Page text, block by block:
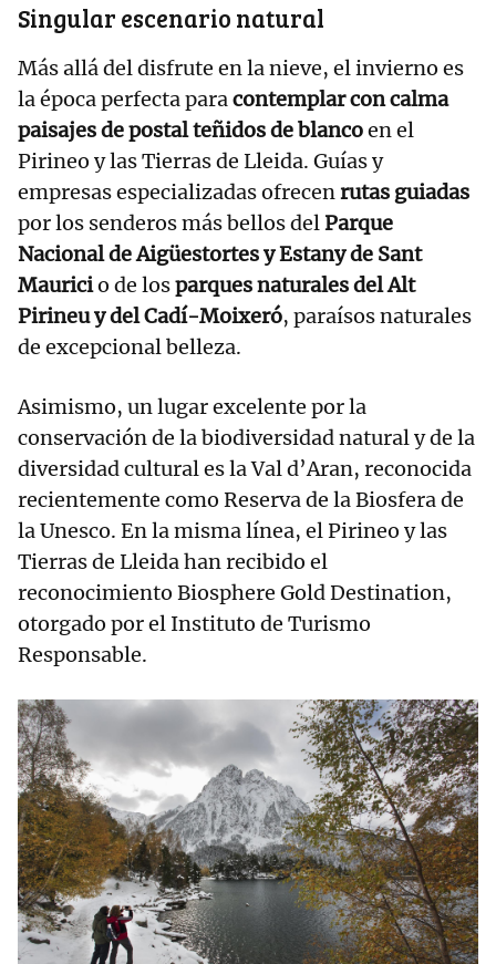
Singular escenario natural
Más allá del disfrute en la nieve, el invierno es
la época perfecta paracontemplar con calma
paisajes de postal teñidos de blancoen el
Pirineo y las Tierras de Lleida. Guías y
empresas especializadas ofrecenrutas guiadas
por los senderos más bellos delParque
Nacional de Aigüestortes y Estany de Sant
Mauricio de losparques naturales del Alt
Pirineu y del Cadí-Moixeró, paraísos naturales
de excepcional belleza.
Asimismo, un lugar excelente por la
conservación de la biodiversidad natural y de la
diversidad cultural es la Val d’Aran, reconocida
recientemente como Reserva de la Biosfera de
la Unesco. En la misma línea, el Pirineo y las
Tierras de Lleida han recibido el
reconocimiento Biosphere Gold Destination,
otorgado por el Instituto de Turismo
Responsable.